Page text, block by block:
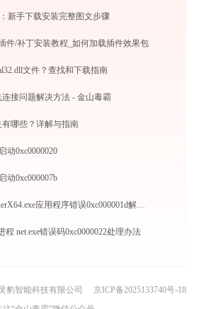
新手下载安装完整图文步骤
件/补丁安装教程_如何加载插件效果包
文件？查找和下载指南
连接问题解决方法 - 金山毒霸
哪些？详解与指南
动0xc0000020
动0xc000007b
数据安全管理iLockerX64.exe应用程序错误0xc000001d解决方法
程 net.exe错误码0xc0000022处理办法
豹智能科技有限公司
京ICP备2025133740号-18